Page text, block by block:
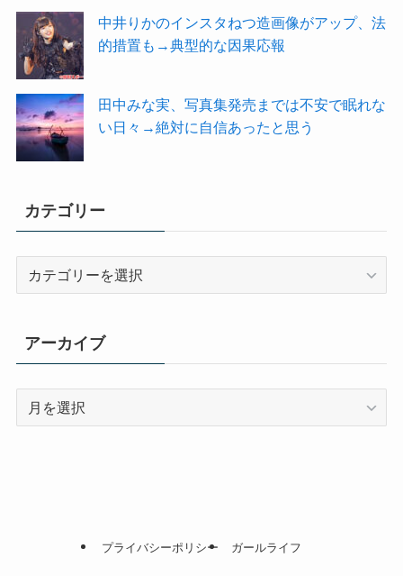
中井りかのインスタねつ造画像がアップ、法
的措置も→典型的な因果応報
田中みな実、写真集発売までは不安で眠れな
い日々→絶対に自信あったと思う
カテゴリー
リ
ー
アーカイブ
プライバシーポリシー ガールライフ